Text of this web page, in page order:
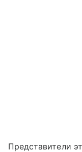
Представители